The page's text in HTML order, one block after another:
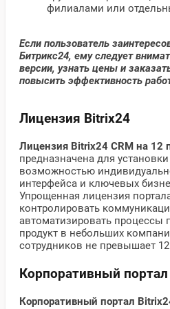
филиалами или
Если пользователь
Битрикс24, ему следует
версии, узнать цены и
повысить эффективность
Лицензия Bitrix24
Лицензия Bitrix24 CRM на 12
предназначена для
возможностью
интерфейса и ключевых
Упрощенная лицензия
контролировать
автоматизировать процессы
продукт в небольших
сотрудников не превышает
Корпоративный
Корпоративный портал